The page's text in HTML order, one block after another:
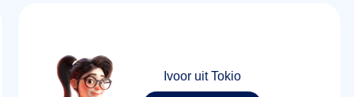
Ivoor uit Tokio